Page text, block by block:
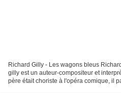
Richard Gilly - Les wagons bleus
gilly est un auteur-compositeur et
père était choriste à l'opéra comique, il